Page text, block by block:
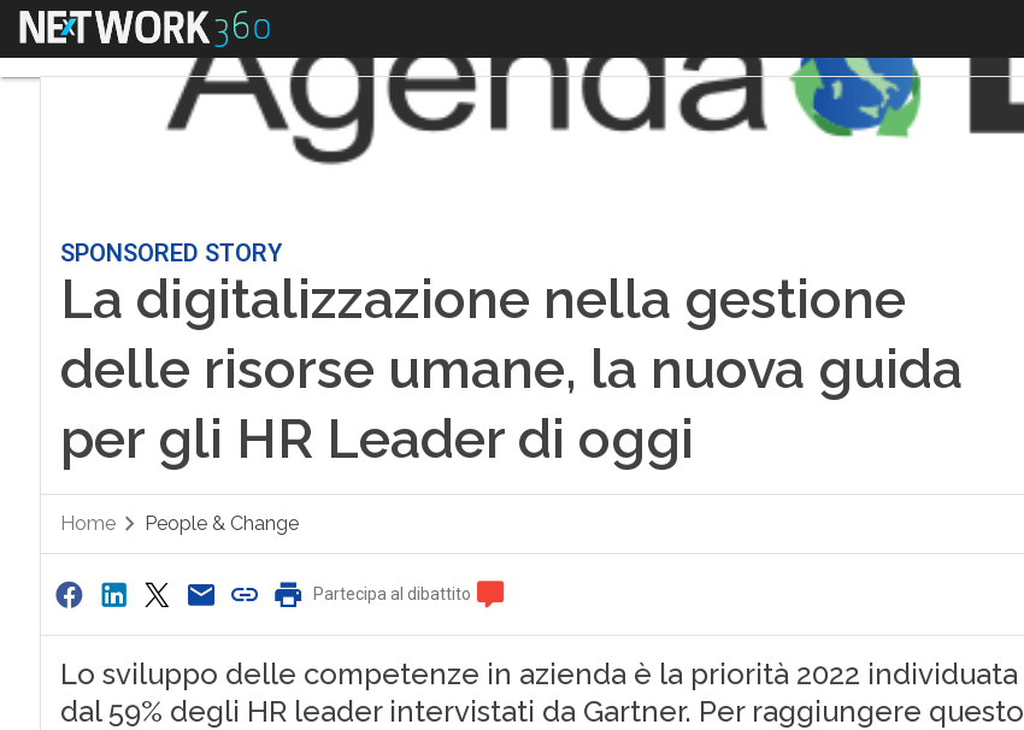
Menu
SPONSORED STORY
La digitalizzazione nella gestione
delle risorse umane, la nuova guida
per gli HR Leader di oggi
Home People & Change
Partecipa al dibattito
Lo sviluppo delle competenze in azienda è la priorità 2022 individuata
dal 59% degli HR leader intervistati da Gartner. Per raggiungere questo